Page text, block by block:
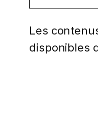
Les
disponibles